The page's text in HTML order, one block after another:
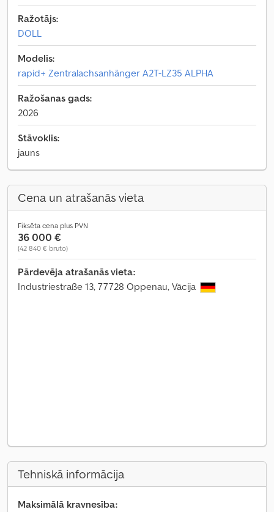
Ražotājs:
DOLL
Modelis:
rapid+ Zentralachsanhänger A2T-LZ35 ALPHA
Ražošanas gads:
2026
Stāvoklis:
jauns
Cena un atrašanās vieta
Fiksēta cena plus PVN
36 000 €
(42 840 € bruto)
Pārdevēja atrašanās vieta:
Industriestraße 13, 77728 Oppenau, Vācija
Tehniskā informācija
Maksimālā kravnesība: